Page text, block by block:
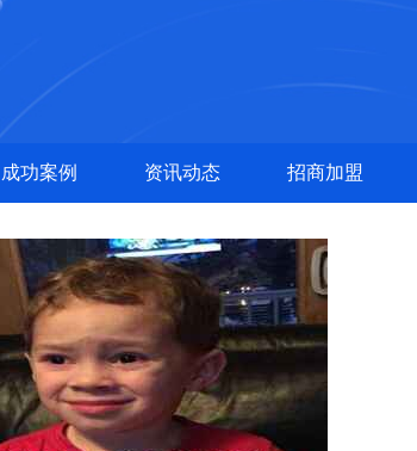
成功案例 资讯动态 招商加盟